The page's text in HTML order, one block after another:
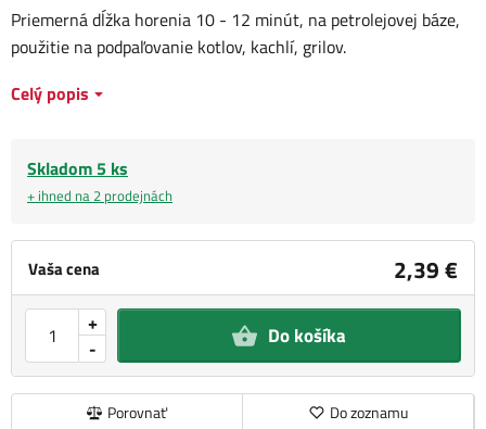
Vaša cena 2,39 €
-
+ Do košíka
Porovnať Do zoznamu
Priemerná dĺžka horenia 10 - 12 minút, na petrolejovej báze,
použitie na podpaľovanie kotlov, kachlí, grilov.
Celý popis
Skladom 5 ks
+ ihned na 2 prodejnách